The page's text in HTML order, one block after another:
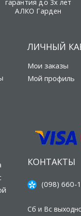
гарантия до 3х лет
АЛКО Гарден
ЛИЧНЫЙ
Мои заказы
Мой профиль
КОНТАКТЫ
(098) 660-
Сб и Вс